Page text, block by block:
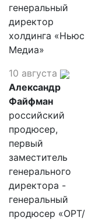
генеральный
директор
холдинга «Ньюс
Медиа»
10 августа
Александр
Файфман
российский
продюсер,
первый
заместитель
генерального
директора -
генеральный
продюсер «ОРТ/